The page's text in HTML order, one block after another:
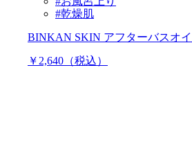
#乾燥肌
BINKAN SKIN アフターバスオ
￥2,640（税込）